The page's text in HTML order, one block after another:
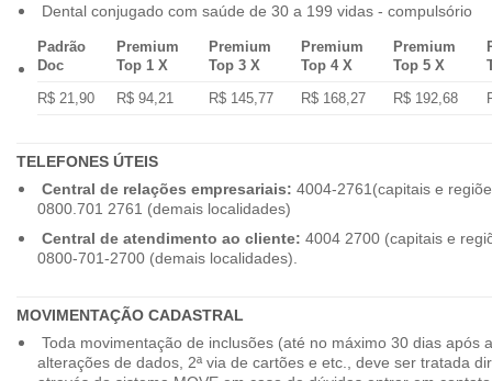
Dental conjugado com saúde de 30 a 199 vidas - compulsório
Padrão
Doc
Premium
Top 1 X
Premium
Top 3 X
Premium
Top 4 X
Premium
Top 5 X
R$ 21,90
R$ 94,21 R$ 145,77 R$ 168,27 R$ 192,68
TELEFONES ÚTEIS
Central de relações empresariais: 4004-2761(capitais e
0800.701 2761 (demais localidades)
Central de atendimento ao cliente: 4004 2700 (capitais e
0800-701-2700 (demais localidades).
MOVIMENTAÇÃO CADASTRAL
Toda movimentação de inclusões (até no máximo 30 dias após
alterações de dados, 2ª via de cartões e etc., deve ser tratada